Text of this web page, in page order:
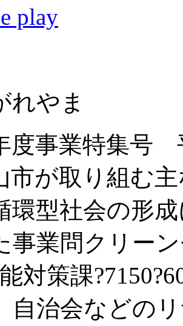
れやま
度事業特集号
市が取り組む
環型社会の形
事業問クリー
対策課
自治会などの